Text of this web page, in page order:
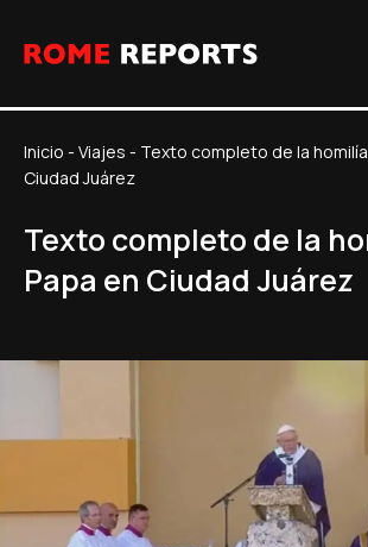
Inicio - Viajes - Texto completo de la
Ciudad Juárez
Texto completo de la
Papa en Ciudad Juárez